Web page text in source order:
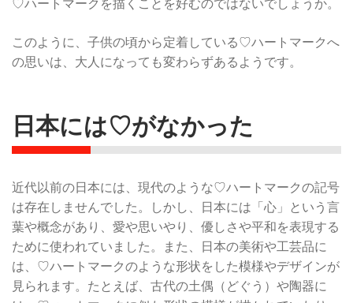
♡ハートマークを描くことを好むのではないでしょうか。
このように、子供の頃から定着している♡ハートマークへ
の思いは、大人になっても変わらずあるようです。
日本には♡がなかった
近代以前の日本には、現代のような♡ハートマークの記号
は存在しませんでした。しかし、日本には「心」という言
葉や概念があり、愛や思いやり、優しさや平和を表現する
ために使われていました。また、日本の美術や工芸品に
は、♡ハートマークのような形状をした模様やデザインが
見られます。たとえば、古代の土偶（どぐう）や陶器に